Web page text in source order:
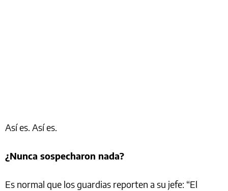
Así es. Así es.
¿Nunca sospecharon nada?
Es normal que los guardias reporten a su jefe: “El